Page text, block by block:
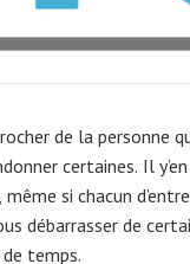
de la personne
certaines. Il
même si chacun
débarrasser de
temps.